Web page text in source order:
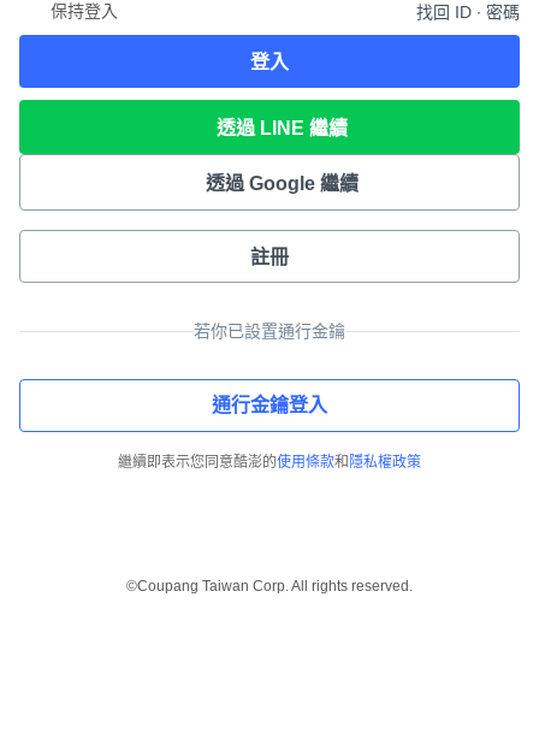
保持登入 找回 ID ∙ 密碼
登入
透過 LINE 繼續
透過 Google 繼續
註冊
若你已設置通行金鑰
通行金鑰登入
繼續即表示您同意酷澎的使用條款和 隱私權政策
©Coupang Taiwan Corp. All rights reserved.